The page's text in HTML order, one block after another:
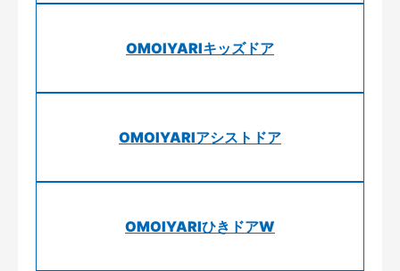
OMOIYARIキッズドア
OMOIYARIアシストドア
OMOIYARIひきドアW